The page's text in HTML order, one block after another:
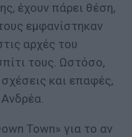
έχουν πάρει θέση,
εμφανίστηκαν
αρχές του
τους. Ωστόσο,
και επαφές,
Town» για το αν